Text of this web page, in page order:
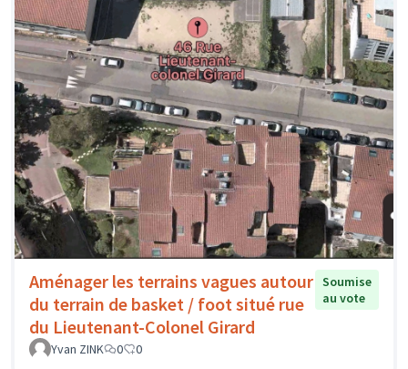
Aménager les terrains vagues autour
du terrain de basket / foot situé rue
du Lieutenant-Colonel Girard
Soumise
au vote
Yvan ZINK 0 0